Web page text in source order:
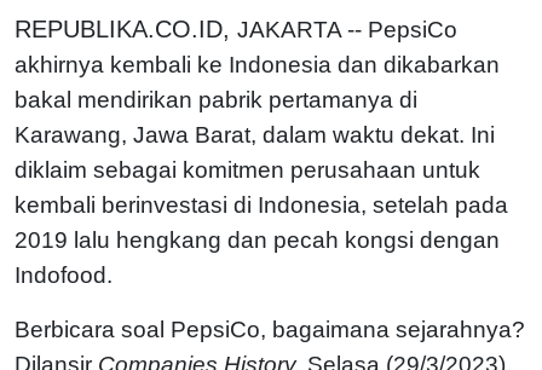
REPUBLIKA.CO.ID, JAKARTA -- PepsiCo
akhirnya kembali ke Indonesia dan dikabarkan
bakal mendirikan pabrik pertamanya di
Karawang, Jawa Barat, dalam waktu dekat. Ini
diklaim sebagai komitmen perusahaan untuk
kembali berinvestasi di Indonesia, setelah pada
2019 lalu hengkang dan pecah kongsi dengan
Indofood.
Berbicara soal PepsiCo, bagaimana sejarahnya?
Dilansir Companies History, Selasa (29/3/2023),